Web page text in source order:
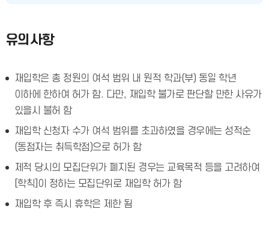
유의사항
재입학은 총 정원의 여석 범위 내 원적 학과(부) 동일 학년
이하에 한하여 허가 함. 다만, 재입학 불가로 판단할 만한 사유가
있을시 불허 함
재입학 신청자 수가 여석 범위를 초과하였을 경우에는 성적순
(동점자는 취득학점)으로 허가 함
제적 당시의 모집단위가 폐지된 경우는 교육목적 등을 고려하여
[학칙]이 정하는 모집단위로 재입학 허가 함
재입학 후 즉시 휴학은 제한 됨